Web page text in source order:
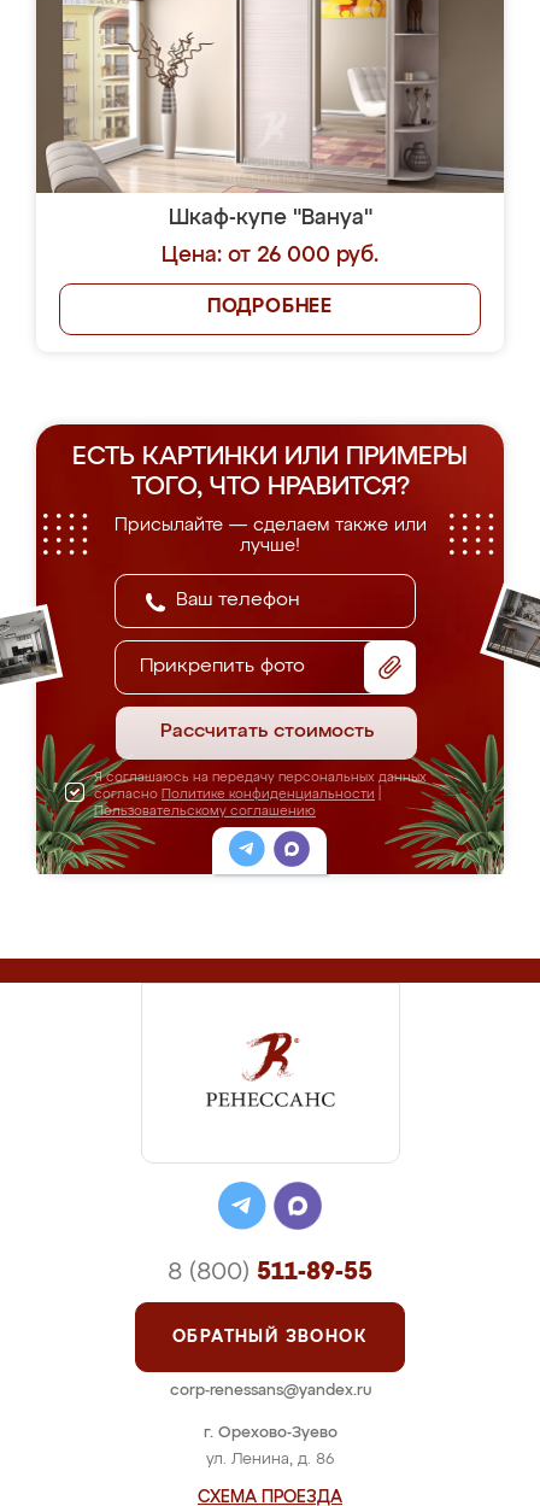
Шкаф-купе "Вануа"
Цена: от 26 000 руб.
ПОДРОБНЕЕ
ЕСТЬ КАРТИНКИ ИЛИ ПРИМЕРЫ
ТОГО, ЧТО НРАВИТСЯ?
Присылайте — сделаем также или
лучше!
Прикрепить фото
Рассчитать стоимость
Я соглашаюсь на передачу персональных данных
согласно Политике конфиденциальности
Пользовательскому соглашению
г. Орехово-Зуево
ул. Ленина, д. 86
СХЕМА ПРОЕЗДА
8 (800) 511-89-55
ОБРАТНЫЙ ЗВОНОК
corp-renessans@yandex.ru